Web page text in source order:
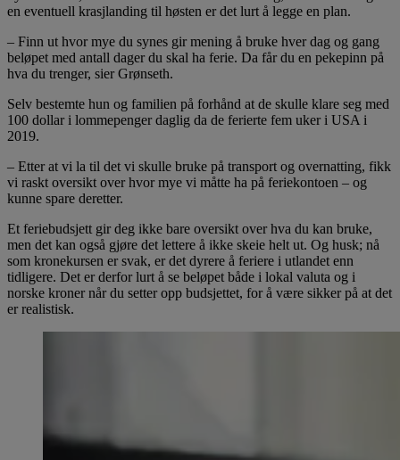
en eventuell krasjlanding til høsten er det lurt å legge en plan.
– Finn ut hvor mye du synes gir mening å bruke hver dag og gang
beløpet med antall dager du skal ha ferie. Da får du en pekepinn på
hva du trenger, sier Grønseth.
Selv bestemte hun og familien på forhånd at de skulle klare seg med
100 dollar i lommepenger daglig da de ferierte fem uker i USA i
2019.
– Etter at vi la til det vi skulle bruke på transport og overnatting, fikk
vi raskt oversikt over hvor mye vi måtte ha på feriekontoen – og
kunne spare deretter.
Et feriebudsjett gir deg ikke bare oversikt over hva du kan bruke,
men det kan også gjøre det lettere å ikke skeie helt ut. Og husk; nå
som kronekursen er svak, er det dyrere å feriere i utlandet enn
tidligere. Det er derfor lurt å se beløpet både i lokal valuta og i
norske kroner når du setter opp budsjettet, for å være sikker på at det
er realistisk.